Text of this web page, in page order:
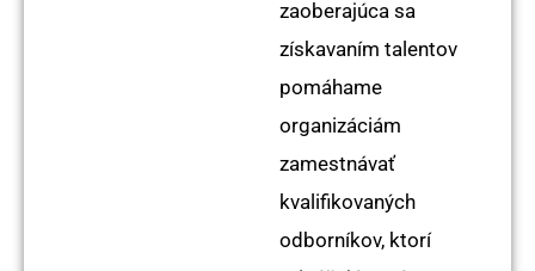
zaoberajúca sa
získavaním talentov
pomáhame
organizáciám
zamestnávať
kvalifikovaných
odborníkov, ktorí